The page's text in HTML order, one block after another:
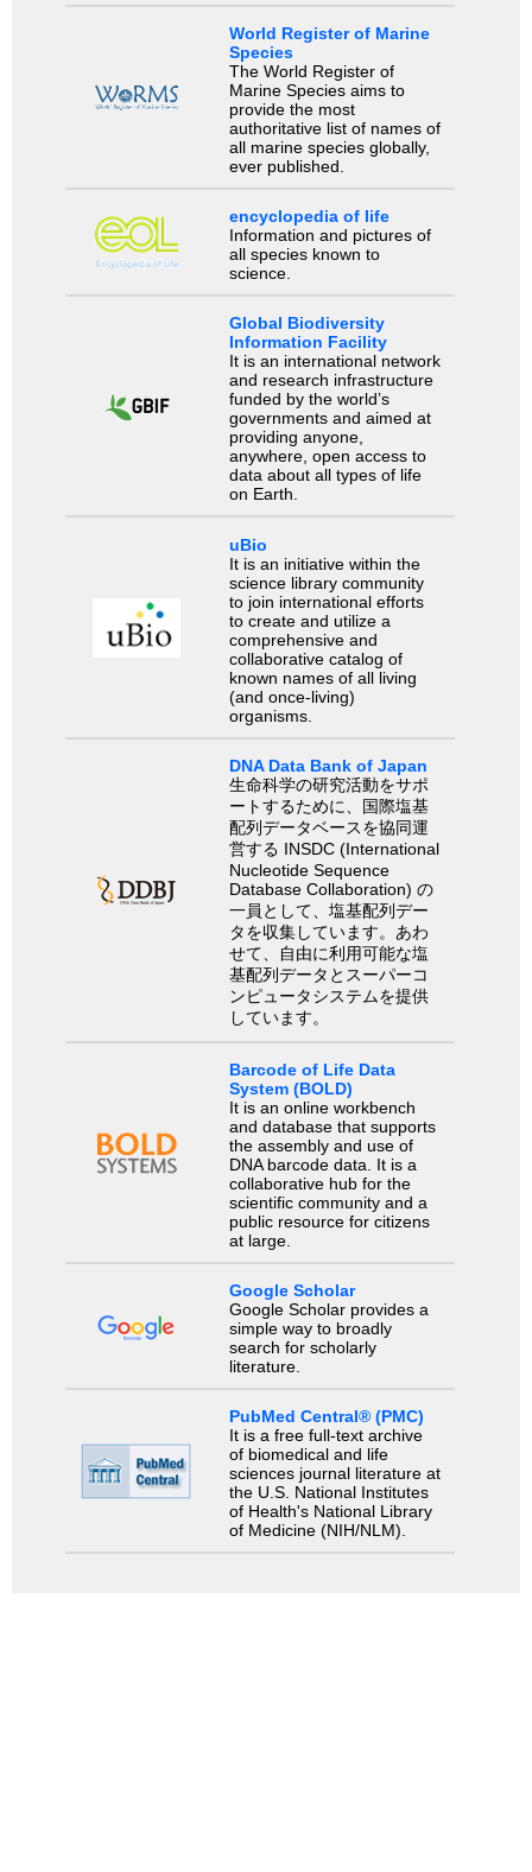
World Register of Marine
Species
The World Register of
Marine Species aims to
provide the most
authoritative list of names of
all marine species globally,
ever published.
encyclopedia of life
Information and pictures of
all species known to
science.
Global Biodiversity
Information Facility
It is an international network
and research infrastructure
funded by the world’s
governments and aimed at
providing anyone,
anywhere, open access to
data about all types of life
on Earth.
uBio
It is an initiative within the
science library community
to join international efforts
to create and utilize a
comprehensive and
collaborative catalog of
known names of all living
(and once-living)
organisms.
DNA Data Bank of Japan
生命科学の研究活動をサポ
ートするために、国際塩基
配列データベースを協同運
営する INSDC (International
Nucleotide Sequence
Database Collaboration) の
一員として、塩基配列デー
タを収集しています。あわ
せて、自由に利用可能な塩
基配列データとスーパーコ
ンピュータシステムを提供
しています。
Barcode of Life Data
System (BOLD)
It is an online workbench
and database that supports
the assembly and use of
DNA barcode data. It is a
collaborative hub for the
scientific community and a
public resource for citizens
at large.
Google Scholar
Google Scholar provides a
simple way to broadly
search for scholarly
literature.
PubMed Central® (PMC)
It is a free full-text archive
of biomedical and life
sciences journal literature at
the U.S. National Institutes
of Health's National Library
of Medicine (NIH/NLM).